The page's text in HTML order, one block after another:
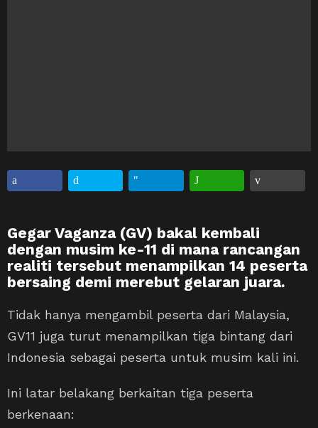
Gegar Vaganza (GV) bakal kembali
dengan musim ke-11 di mana rancangan
realiti tersebut menampilkan 14 peserta
bersaing demi merebut gelaran juara.
Tidak hanya mengambil peserta dari Malaysia,
GV11 juga turut menampilkan tiga bintang dari
Indonesia sebagai peserta untuk musim kali ini.
Ini latar belakang berkaitan tiga peserta
berkenaan: